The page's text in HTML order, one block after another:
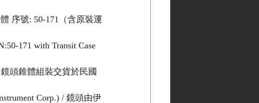
序號: 50-171（含原裝運
171 with Transit Case
頭錐體組裝交貨於民國
Corp.) / 鏡頭由伊